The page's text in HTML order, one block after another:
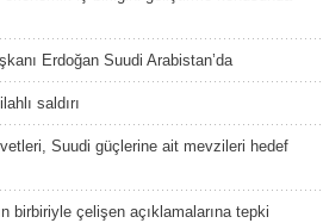
Erdoğan Suudi Arabistan’da
saldırı
Suudi güçlerine ait mevzileri hedef
birbiriyle çelişen açıklamalarına tepki